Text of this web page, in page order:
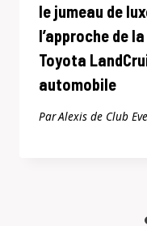
le jumeau de
l’approche de
Toyota
automobile
ParAlexis de Club